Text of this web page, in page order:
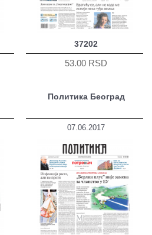
37202
53.00 RSD
Политика Београд
07.06.2017